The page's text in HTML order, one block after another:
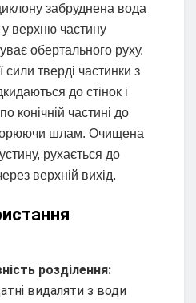
забруднена вода
у верхню частину
обертального руху.
сили тверді частинки з
до стінок і
конічній частині до
шлам. Очищена
рухається до
верхній вихід.
розділення:
видаляти з води